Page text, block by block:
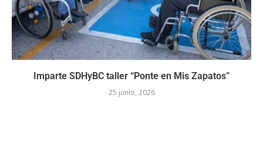
Imparte SDHyBC taller “Ponte en Mis Zapatos”
25 junio, 2026